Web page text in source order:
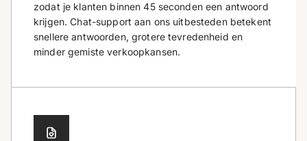
zodat je klanten binnen 45 seconden een antwoord
krijgen. Chat-support aan ons uitbesteden betekent
snellere antwoorden, grotere tevredenheid en
minder gemiste verkoopkansen.